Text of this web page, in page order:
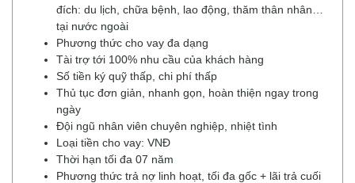
đích: du lịch, chữa bệnh, lao động, thăm thân nhân…
tại nước ngoài
Phương thức cho vay đa dạng
Tài trợ tới 100% nhu cầu của khách hàng
Số tiền ký quỹ thấp, chi phí thấp
Thủ tục đơn giản, nhanh gọn, hoàn thiện ngay trong
ngày
Đội ngũ nhân viên chuyên nghiệp, nhiệt tình
Loại tiền cho vay: VNĐ
Thời hạn tối đa 07 năm
Phương thức trả nợ linh hoạt, tối đa gốc + lãi trả cuối